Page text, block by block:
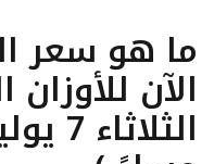
الآن